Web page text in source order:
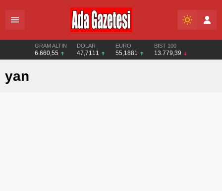
GRAM ALTIN
6.660,55
DOLAR
47,7111
EURO
55,1881
BIST 100
13.779,39
yan